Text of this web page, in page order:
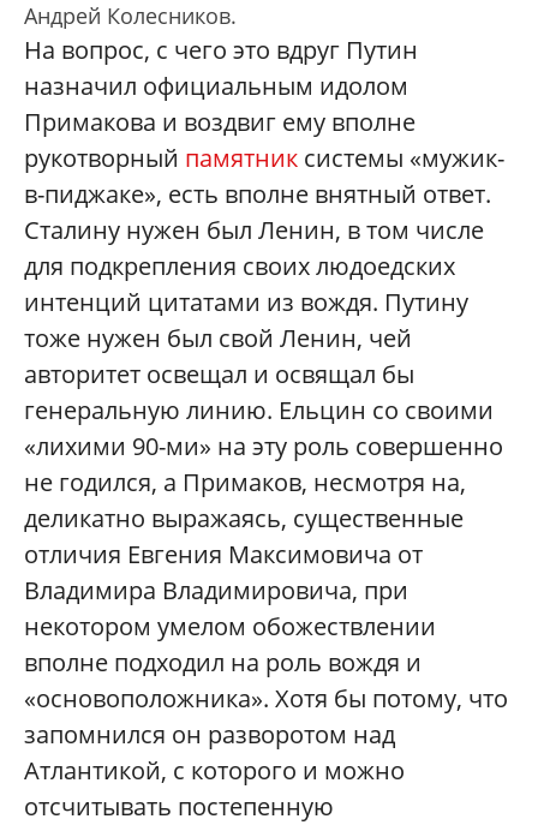
Андрей Колесников.
На вопрос, с чего это вдруг Путин
назначил официальным идолом
Примакова и воздвиг ему вполне
рукотворный памятник системы «мужик-
в-пиджаке», есть вполне внятный ответ.
Сталину нужен был Ленин, в том числе
для подкрепления своих людоедских
интенций цитатами из вождя. Путину
тоже нужен был свой Ленин, чей
авторитет освещал и освящал бы
генеральную линию. Ельцин со своими
«лихими 90-ми» на эту роль совершенно
не годился, а Примаков, несмотря на,
деликатно выражаясь, существенные
отличия Евгения Максимовича от
Владимира Владимировича, при
некотором умелом обожествлении
вполне подходил на роль вождя и
«основоположника». Хотя бы потому, что
запомнился он разворотом над
Атлантикой, с которого и можно
отсчитывать постепенную